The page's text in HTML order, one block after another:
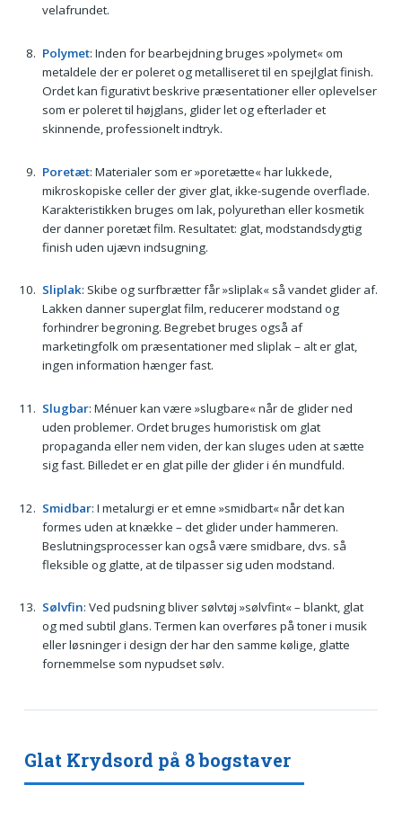
velafrundet.
Polymet: Inden for bearbejdning bruges »polymet« om
metaldele der er poleret og metalliseret til en spejlglat finish.
Ordet kan figurativt beskrive præsentationer eller oplevelser
som er poleret til højglans, glider let og efterlader et
skinnende, professionelt indtryk.
Poretæt: Materialer som er »poretætte« har lukkede,
mikroskopiske celler der giver glat, ikke-sugende overflade.
Karakteristikken bruges om lak, polyurethan eller kosmetik
der danner poretæt film. Resultatet: glat, modstandsdygtig
finish uden ujævn indsugning.
Sliplak: Skibe og surfbrætter får »sliplak« så vandet glider af.
Lakken danner superglat film, reducerer modstand og
forhindrer begroning. Begrebet bruges også af
marketingfolk om præsentationer med sliplak – alt er glat,
ingen information hænger fast.
Slugbar: Ménuer kan være »slugbare« når de glider ned
uden problemer. Ordet bruges humoristisk om glat
propaganda eller nem viden, der kan sluges uden at sætte
sig fast. Billedet er en glat pille der glider i én mundfuld.
Smidbar: I metalurgi er et emne »smidbart« når det kan
formes uden at knække – det glider under hammeren.
Beslutningsprocesser kan også være smidbare, dvs. så
fleksible og glatte, at de tilpasser sig uden modstand.
Sølvfin: Ved pudsning bliver sølvtøj »sølvfint« – blankt, glat
og med subtil glans. Termen kan overføres på toner i musik
eller løsninger i design der har den samme kølige, glatte
fornemmelse som nypudset sølv.
Glat Krydsord på 8 bogstaver